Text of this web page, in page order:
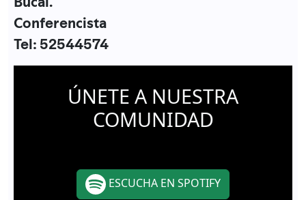
Conferencista
Tel: 52544574
ÚNETE A NUESTRA
COMUNIDAD
ESCUCHA EN SPOTIFY